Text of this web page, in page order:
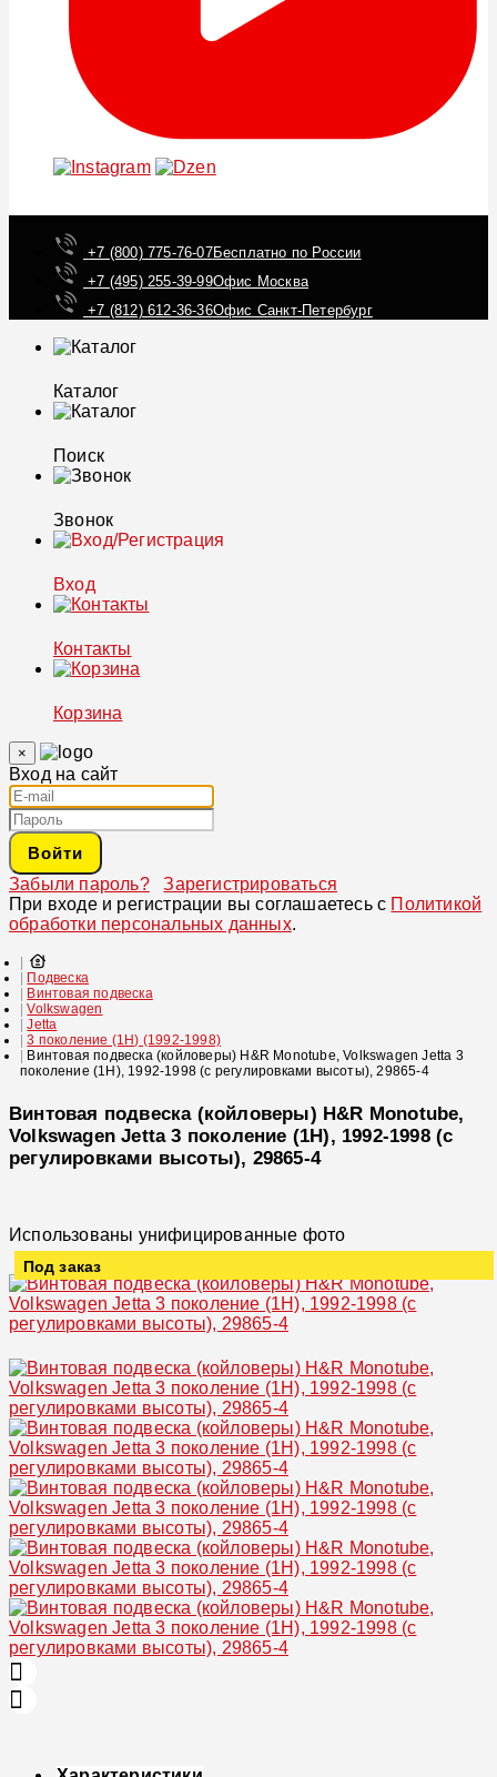
+7 (800) 775-76-07Бесплатно по России
+7 (495) 255-39-99Офис Москва
+7 (812) 612-36-36Офис Санкт-Петербург
Каталог
Поиск
Звонок
Вход
Контакты
Корзина
×
Вход на сайт
Войти
Забыли пароль?
Зарегистрироваться
При входе и регистрации вы соглашаетесь с Политикой
обработки персональных данных.
Подвеска
Винтовая подвеска
Volkswagen
Jetta
3 поколение (1H) (1992-1998)
Винтовая подвеска (койловеры) H&R Monotube, Volkswagen Jetta 3
поколение (1H), 1992-1998 (с регулировками высоты), 29865-4
Винтовая подвеска (койловеры) H&R Monotube,
Volkswagen Jetta 3 поколение (1H), 1992-1998 (с
регулировками высоты), 29865-4
Использованы унифицированные фото
Под заказ